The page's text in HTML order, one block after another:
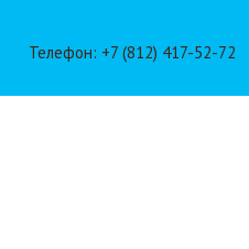
Телефон: +7 (812) 417-52-72